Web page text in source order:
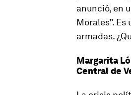
anunció, en
Morales”.
armadas.
Margarita
Central de